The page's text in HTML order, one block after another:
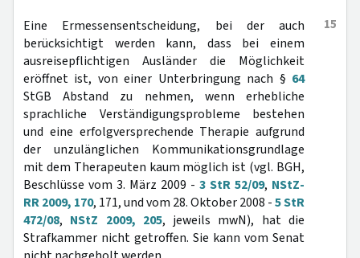
15
Eine Ermessensentscheidung, bei der auch
berücksichtigt werden kann, dass bei einem
ausreisepflichtigen Ausländer die Möglichkeit
eröffnet ist, von einer Unterbringung nach § 64
StGB Abstand zu nehmen, wenn erhebliche
sprachliche Verständigungsprobleme bestehen
und eine erfolgversprechende Therapie aufgrund
der unzulänglichen Kommunikationsgrundlage
mit dem Therapeuten kaum möglich ist (vgl. BGH,
Beschlüsse vom 3. März 2009 - 3 StR 52/09, NStZ-
RR 2009, 170, 171, und vom 28. Oktober 2008 -5 StR
472/08, NStZ 2009, 205, jeweils mwN), hat die
Strafkammer nicht getroffen. Sie kann vom Senat